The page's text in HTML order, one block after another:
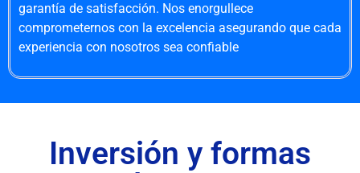
garantía de satisfacción. Nos enorgullece
comprometernos con la excelencia asegurando que cada
experiencia con nosotros sea confiable
Inversión y formas